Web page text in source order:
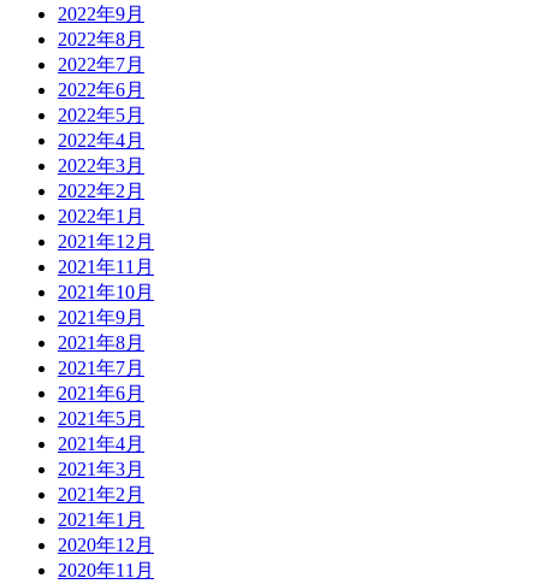
2022年9月
2022年8月
2022年7月
2022年6月
2022年5月
2022年4月
2022年3月
2022年2月
2022年1月
2021年12月
2021年11月
2021年10月
2021年9月
2021年8月
2021年7月
2021年6月
2021年5月
2021年4月
2021年3月
2021年2月
2021年1月
2020年12月
2020年11月